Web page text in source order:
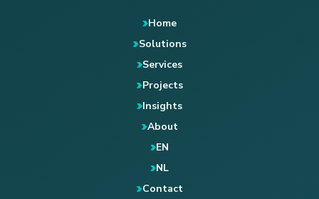
Home
Solutions
Services
Projects
Insights
About
EN
NL
Contact